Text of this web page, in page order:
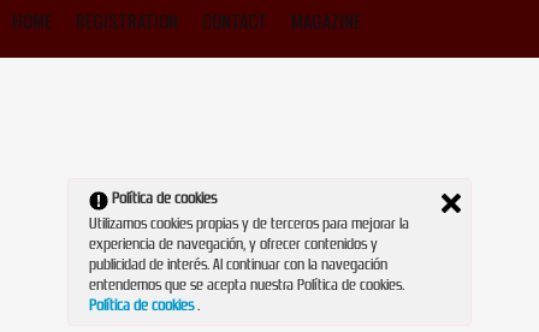
HOME REGISTRATION CONTACT MAGAZINE
Política de cookies
Utilizamos cookies propias y de terceros para mejorar la
experiencia de navegación, y ofrecer contenidos y
publicidad de interés. Al continuar con la navegación
entendemos que se acepta nuestra Política de cookies.
Política de cookies.